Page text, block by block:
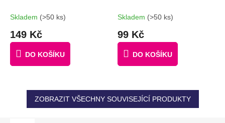
Skladem (>50 ks)
149 Kč
DO KOŠÍKU
Skladem (>50 ks)
99 Kč
DO KOŠÍKU
ZOBRAZIT VŠECHNY SOUVISEJÍCÍ PRODUKTY